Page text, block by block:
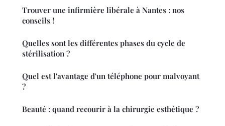
Trouver une infirmière libérale à Nantes : nos
conseils !
Quelles sont les différentes phases du cycle de
stérilisation ?
Quel est l'avantage d'un téléphone pour malvoyant
?
Beauté : quand recourir à la chirurgie esthétique ?